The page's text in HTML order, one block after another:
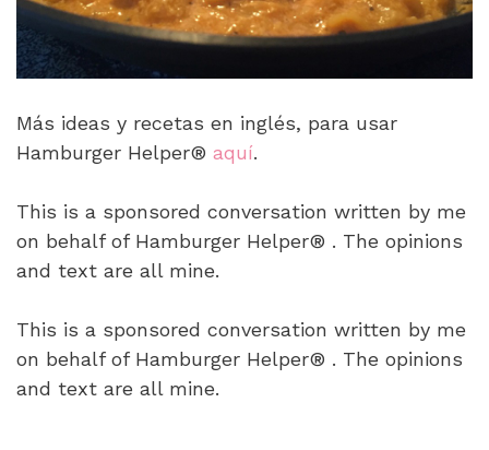
Más ideas y recetas en inglés, para usar
Hamburger Helper® aquí.
This is a sponsored conversation written by me
on behalf of Hamburger Helper® . The opinions
and text are all mine.
This is a sponsored conversation written by me
on behalf of Hamburger Helper® . The opinions
and text are all mine.